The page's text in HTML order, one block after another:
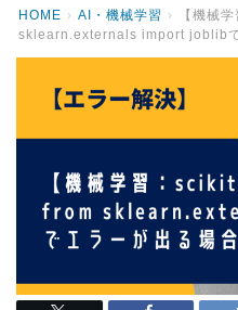
HOME › AI・機械学習 ›
【機械
sklearn.externals import joblibで